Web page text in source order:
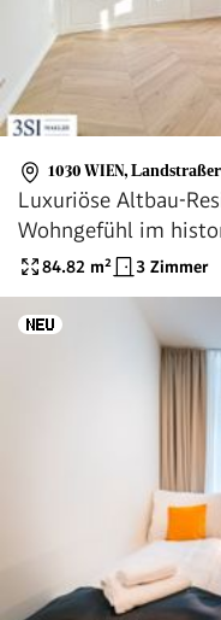
1030 WIEN,
Luxuriöse Altbau-
Wohngefühl im
84.82 m² 3 Zimmer